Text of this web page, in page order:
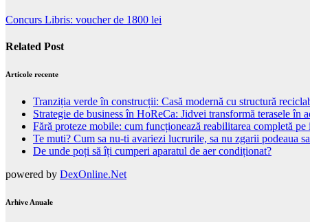
Concurs Libris: voucher de 1800 lei
Related Post
Articole recente
Tranziția verde în construcții: Casă modernă cu structură
Strategie de business în HoReCa: Jidvei transformă terasele
Fără proteze mobile: cum funcționează reabilitarea completă
Te muti? Cum sa nu-ti avariezi lucrurile, sa nu zgarii podeaua
De unde poți să îți cumperi aparatul de aer condiționat?
powered by DexOnline.Net
Arhive Anuale